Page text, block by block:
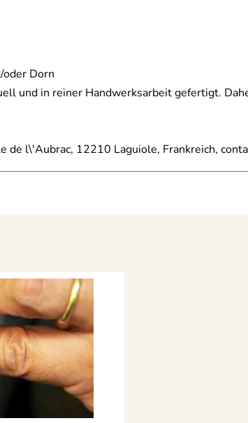
Dorn
und in reiner Handwerksarbeit gefertigt.
de l\'Aubrac, 12210 Laguiole, Frankreich,
und Herstellung von Laguiole Messern.